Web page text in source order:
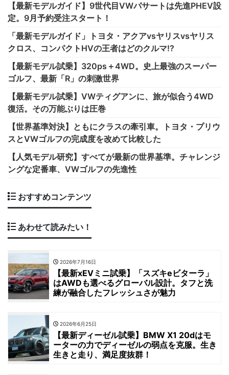
【最新モデルガイド】9世代目VWパサートは先進PHEV設
定。9月予約受注スタート！
「最新モデルガイド」トヨタ・アクアvsヤリスvsヤリス
クロス、コンパクトHVの王者はどのクルマ!?
【最新モデル試乗】320ps＋4WD。史上最強のスーパー
ゴルフ、最新「R」の刺激世界
【最新モデル試乗】VWティグアンに、旅が似合う4WD
復活。その万能ぶりは圧巻
【世界基準対決】ともにクラスの牽引車。トヨタ・プリウ
スとVWゴルフの完成度を改めて比較した
【人気モデル研究】すべてが最新の世界基準。チャレンジ
ングな定番車、VWゴルフの先進性
おすすめコンテンツ
あわせて読みたい！
2026年7月16日
【最新xEVミニ試乗】「スズキeビターラ」
はAWDも選べるグローバル設計。タフと洗
練が融合したフレッシュさが魅力
2026年6月25日
【最新ディーゼル試乗】BMW X1 20dはモ
ーターの力でディーゼルの弱点を克服。生き
生きと走り、満足度抜群！